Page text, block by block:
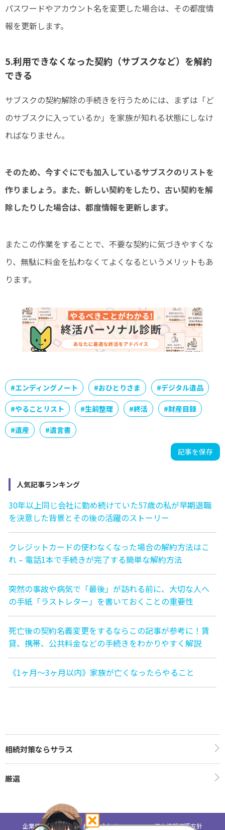
パスワードやアカウント名を変更した場合は、その都度情
報を更新します。
5.利用できなくなった契約（サブスクなど）を解約
できる
サブスクの契約解除の手続きを行うためには、まずは「ど
のサブスクに入っているか」を家族が知れる状態にしなけ
ればなりません。
そのため、今すぐにでも加入しているサブスクのリストを
作りましょう。また、新しい契約をしたり、古い契約を解
除したりした場合は、都度情報を更新します。
またこの作業をすることで、不要な契約に気づきやすくな
り、無駄に料金を払わなくてよくなるというメリットもあ
ります。
#エンディングノート #おひとりさま #デジタル遺品
#やることリスト #生前整理 #終活 #財産目録
#遺産 #遺言書
記事を保存
人気記事ランキング
30年以上同じ会社に勤め続けていた57歳の私が早期退職
を決意した背景とその後の活躍のストーリー
クレジットカードの使わなくなった場合の解約方法はこ
れ – 電話1本で手続きが完了する簡単な解約方法
突然の事故や病気で「最後」が訪れる前に、大切な人へ
の手紙「ラストレター」を書いておくことの重要性
死亡後の契約名義変更をするならこの記事が参考に！賃
貸、携帯、公共料金などの手続きをわかりやすく解説
《1ヶ月〜3ヶ月以内》家族が亡くなったらやること
相続対策ならサラス
厳選
企業情報 お問い合わせ 個人情報保護方針